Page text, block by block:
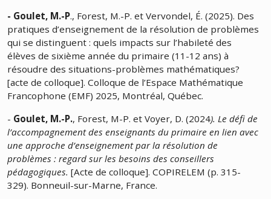
- Goulet, M.-P., Forest, M.-P. et Vervondel, É. (2025). Des
pratiques d’enseignement de la résolution de problèmes
qui se distinguent : quels impacts sur l’habileté des
élèves de sixième année du primaire (11-12 ans) à
résoudre des situations-problèmes mathématiques?
[acte de colloque]. Colloque de l’Espace Mathématique
Francophone (EMF) 2025, Montréal, Québec.
- Goulet, M.-P., Forest, M-P. et Voyer, D. (2024). Le défi de
l’accompagnement des enseignants du primaire en lien avec
une approche d’enseignement par la résolution de
problèmes : regard sur les besoins des conseillers
pédagogiques. [Acte de colloque]. COPIRELEM (p. 315-
329). Bonneuil-sur-Marne, France.